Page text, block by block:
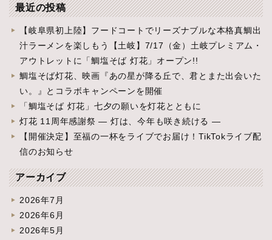
最近の投稿
【岐阜県初上陸】フードコートでリーズナブルな本格真鯛出
汁ラーメンを楽しもう【土岐】7/17（金）土岐プレミアム・
アウトレットに「鯛塩そば 灯花」オープン!!
鯛塩そば灯花、映画『あの星が降る丘で、君とまた出会いた
い。』とコラボキャンペーンを開催
「鯛塩そば 灯花」七夕の願いを灯花とともに
灯花 11周年感謝祭 ― 灯は、今年も咲き続ける ―
【開催決定】至福の一杯をライブでお届け！TikTokライブ配
信のお知らせ
アーカイブ
2026年7月
2026年6月
2026年5月